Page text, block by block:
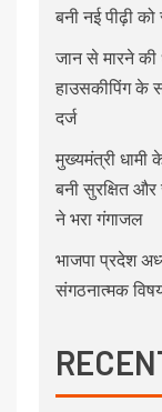
बनी नई पीढ़ी
जान से मारने की
हाउसकीपिंग के
दर्ज
मुख्यमंत्री धामी
बनी सुरक्षित
ने भरा गंगाजल
भाजपा प्रदेश
संगठनात्मक